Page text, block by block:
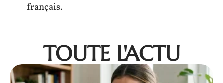
français.
TOUTE L'ACTU